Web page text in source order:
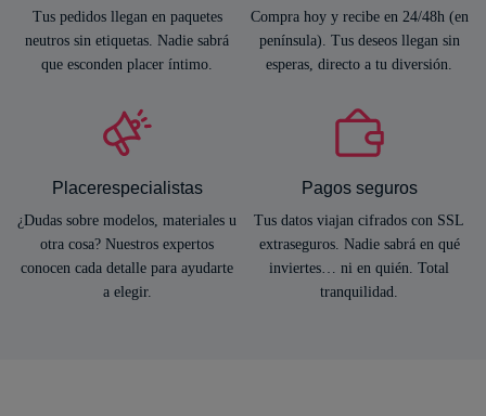
Tus pedidos llegan en paquetes
neutros sin etiquetas. Nadie sabrá
que esconden placer íntimo.
Compra hoy y recibe en 24/48h (en
península). Tus deseos llegan sin
esperas, directo a tu diversión.
Placerespecialistas
¿Dudas sobre modelos, materiales u
otra cosa? Nuestros expertos
conocen cada detalle para ayudarte
a elegir.
Pagos seguros
Tus datos viajan cifrados con SSL
extraseguros. Nadie sabrá en qué
inviertes… ni en quién. Total
tranquilidad.